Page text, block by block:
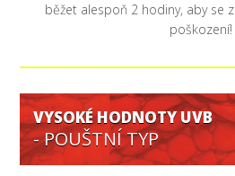
běžet alespoň 2 hodiny, aby se
poškození!
VYSOKÉ HODNOTY UVB
- POUŠTNÍ TYP